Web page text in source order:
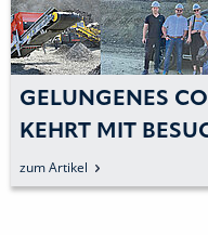
GELUNGENES
KEHRT MIT
zum Artikel